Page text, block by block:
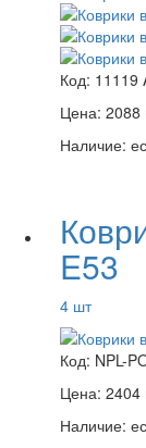
Код: 11119
Цена: 2088
Наличие:
E53
4 шт
Код: NPL-
Цена: 2404
Наличие: